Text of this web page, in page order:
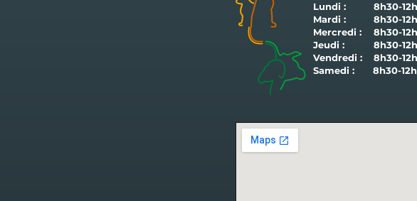
Lundi :
Mardi :
Mercredi :
Jeudi :
Vendredi :
Samedi :
8h30-
8h30-
8h30-
8h30-
8h30-
8h30-
HORAIRES DU SECRÉTARIAT :